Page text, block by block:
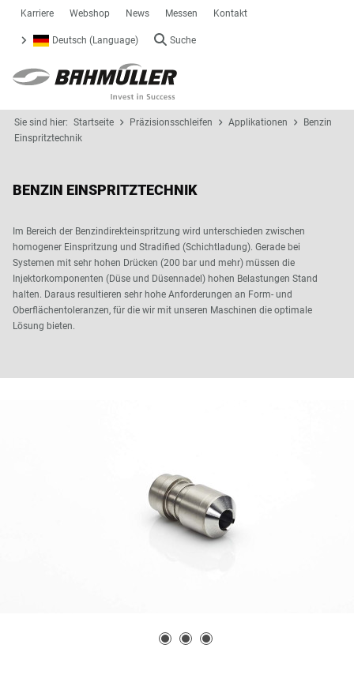
Karriere Webshop News Messen Kontakt
Deutsch (Language) Suche
Sie sind hier: Startseite Präzisionsschleifen Applikationen
Benzin
Einspritztechnik
BENZIN EINSPRITZTECHNIK
Im Bereich der Benzindirekteinspritzung wird unterschieden zwischen
homogener Einspritzung und Stradified (Schichtladung). Gerade bei
Systemen mit sehr hohen Drücken (200 bar und mehr) müssen die
Injektorkomponenten (Düse und Düsennadel) hohen Belastungen Stand
halten. Daraus resultieren sehr hohe Anforderungen an Form- und
Oberflächentoleranzen, für die wir mit unseren Maschinen die optimale
Lösung bieten.